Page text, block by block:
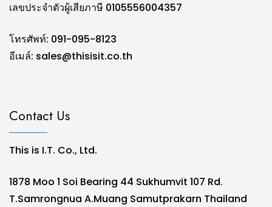
เลขประจำตัวผู้เสียภาษี 0105556004357
โทรศัพท์: 091-095-8123
อีเมล์: sales@thisisit.co.th
Contact Us
This is I.T. Co., Ltd.
1878 Moo 1 Soi Bearing 44 Sukhumvit 107 Rd.
T.Samrongnua A.Muang Samutprakarn Thailand